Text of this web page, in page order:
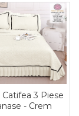
3 Piese
- Crem